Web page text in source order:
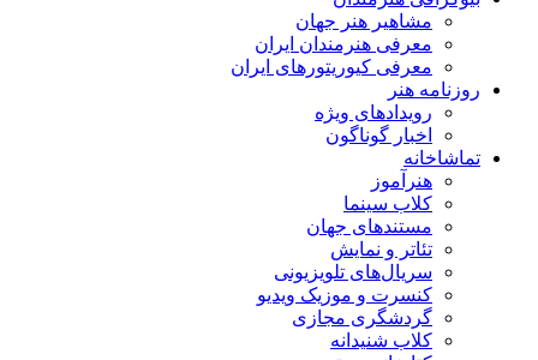
مشاهیر هنر جهان
معرفی هنرمندان ایران
معرفی کیوریتورهای ایران
روزنامه هنر
رویدادهای ویژه
اخبار گوناگون
تماشاخانه
هنرآموز
کلاب سینما
مستندهای جهان
تئاتر و نمایش
سریال‌های تلویزیونی
کنسرت و موزیک ویدیو
گردشگری مجازی
کلاب شنیدانه